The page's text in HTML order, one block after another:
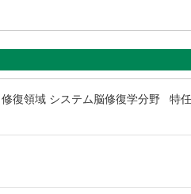
復領域 システム脳修復学分野 特